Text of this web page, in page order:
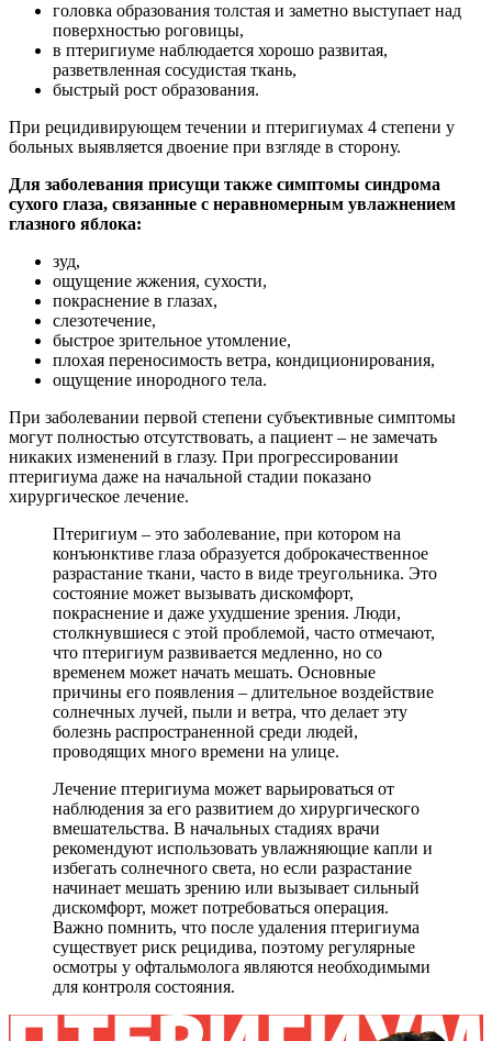
головка образования толстая и заметно выступает над
поверхностью роговицы,
в птеригиуме наблюдается хорошо развитая,
разветвленная сосудистая ткань,
быстрый рост образования.
При рецидивирующем течении и птеригиумах 4 степени у
больных выявляется двоение при взгля­де в сторону.
Для заболевания присущи также симптомы синдрома
сухого глаза, связанные с неравномерным увлажнением
глазного яблока:
зуд,
ощущение жжения, сухости,
покраснение в глазах,
слезотечение,
быстрое зрительное утомление,
плохая переносимость ветра, кондиционирования,
ощущение инородного тела.
При заболевании первой степени субъективные симптомы
могут полностью отсутствовать, а пациент – не замечать
никаких изменений в глазу. При прогрессировании
птеригиума даже на начальной стадии показано
хирургическое лечение.
Птеригиум – это заболевание, при котором на
конъюнктиве глаза образуется доброкачественное
разрастание ткани, часто в виде треугольника. Это
состояние может вызывать дискомфорт,
покраснение и даже ухудшение зрения. Люди,
столкнувшиеся с этой проблемой, часто отмечают,
что птеригиум развивается медленно, но со
временем может начать мешать. Основные
причины его появления – длительное воздействие
солнечных лучей, пыли и ветра, что делает эту
болезнь распространенной среди людей,
проводящих много времени на улице.
Лечение птеригиума может варьироваться от
наблюдения за его развитием до хирургического
вмешательства. В начальных стадиях врачи
рекомендуют использовать увлажняющие капли и
избегать солнечного света, но если разрастание
начинает мешать зрению или вызывает сильный
дискомфорт, может потребоваться операция.
Важно помнить, что после удаления птеригиума
существует риск рецидива, поэтому регулярные
осмотры у офтальмолога являются необходимыми
для контроля состояния.